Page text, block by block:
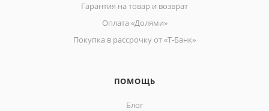
Гарантия на товар и возврат
Оплата «Долями»
Покупка в рассрочку от «Т-Банк»
ПОМОЩЬ
Блог